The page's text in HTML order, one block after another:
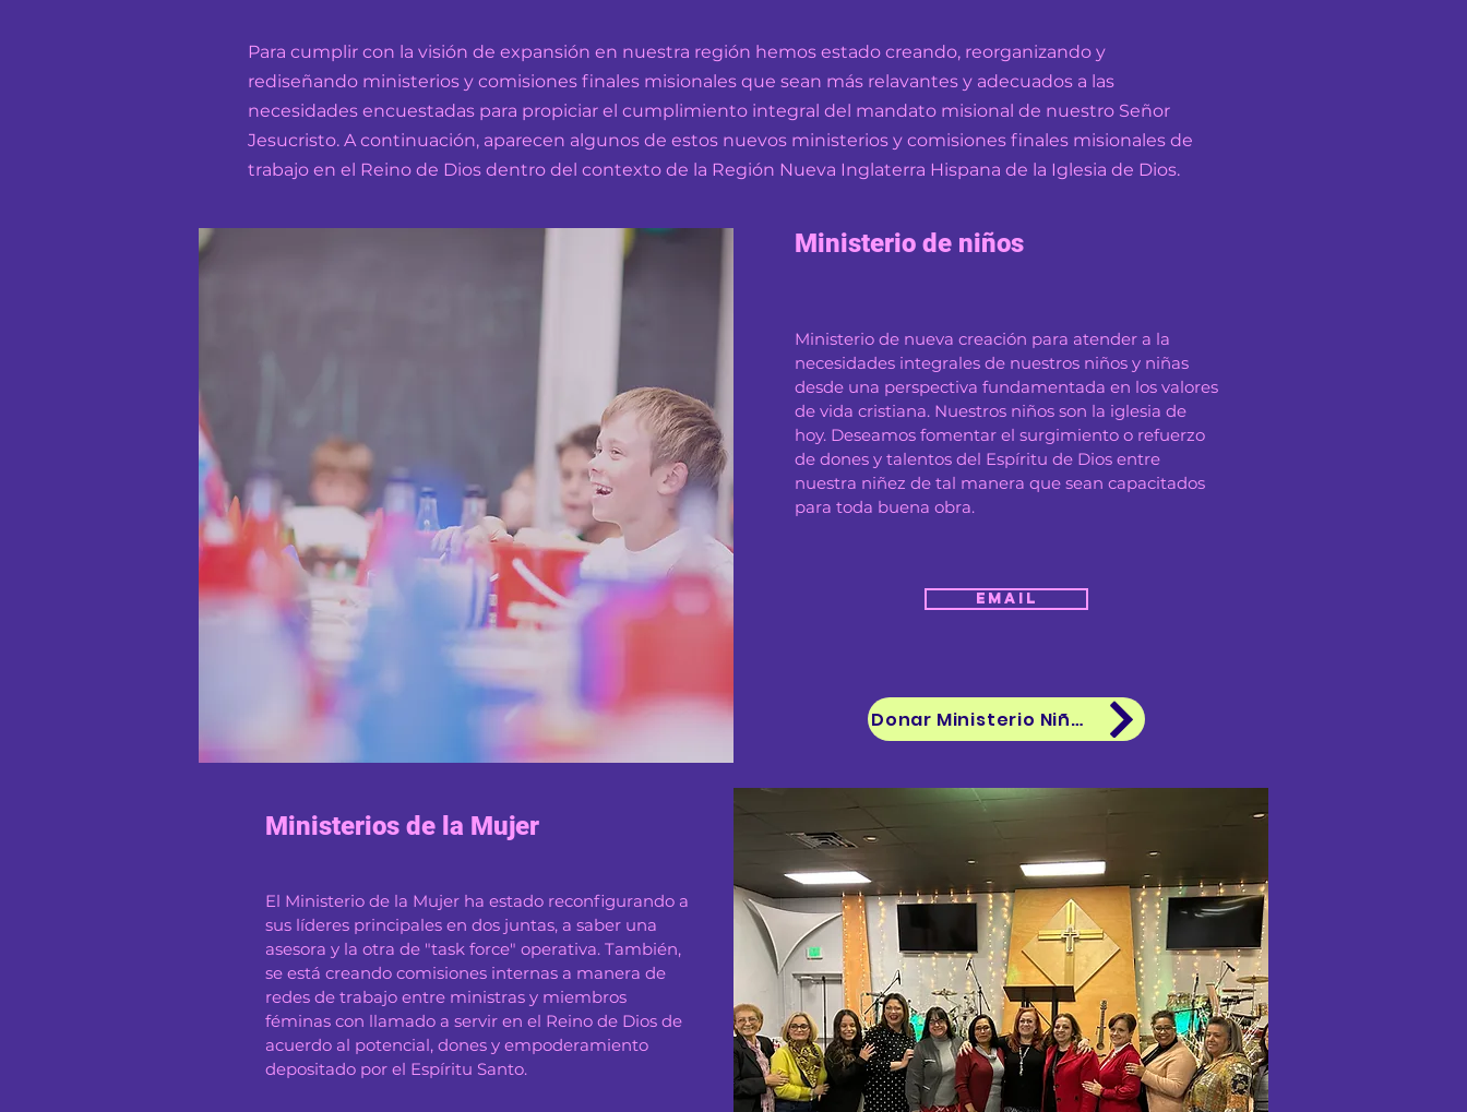
Para cumplir con la visión de expansión en nuestra región hemos estado creando, reorganizando y
rediseñando ministerios y comisiones finales misionales que sean más relavantes y adecuados a las
necesidades encuestadas para propiciar el cumplimiento integral del mandato misional de nuestro Señor
Jesucristo. A continuación, aparecen algunos de estos nuevos ministerios y comisiones finales misionales de
trabajo en el Reino de Dios dentro del contexto de la Región Nueva Inglaterra Hispana de la Iglesia de Dios.
Ministerio de niños
Ministerio de nueva creación para atender a la
necesidades integrales de nuestros niños y niñas
desde una perspectiva fundamentada en los valores
de vida cristiana. Nuestros niños son la iglesia de
hoy. Deseamos fomentar el surgimiento o refuerzo
de dones y talentos del Espíritu de Dios entre
nuestra niñez de tal manera que sean capacitados
para toda buena obra.
Email
Donar Ministerio Niñez
Ministerios de la Mujer
El Ministerio de la Mujer ha estado reconfigurando a
sus líderes principales en dos juntas, a saber una
asesora y la otra de "task force" operativa. También,
se está creando comisiones internas a manera de
redes de trabajo entre ministras y miembros
féminas con llamado a servir en el Reino de Dios de
acuerdo al potencial, dones y empoderamiento
depositado por el Espíritu Santo.